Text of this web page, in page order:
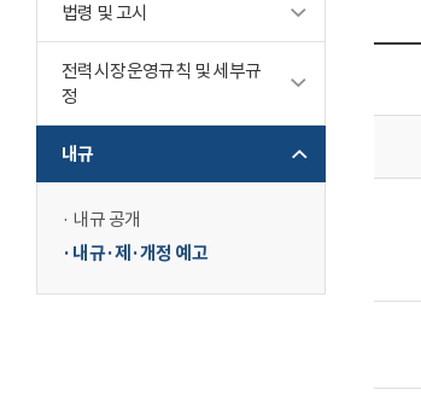
법령 및 고시
전력시장운영규칙 및 세부규
정
내규
내규 공개
내규·제·개정 예고